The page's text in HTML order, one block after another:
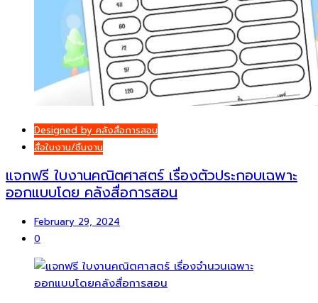
Designed by คลังสื่อการสอน
สื่อใบงาน/ชิ้นงาน
แจกฟรี ใบงานคณิตศาสตร์ เรื่องตัวประกอบเฉพาะ
ออกแบบโดย คลังสื่อการสอน
February 29, 2024
0